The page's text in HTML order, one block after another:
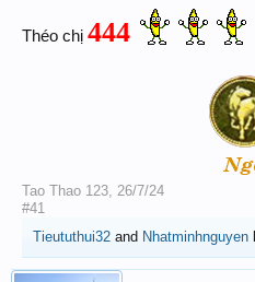
Théo chị 444
Tao Thao 123, 26/7/24
#41
Tieututhui32 and Nhatminhnguyen